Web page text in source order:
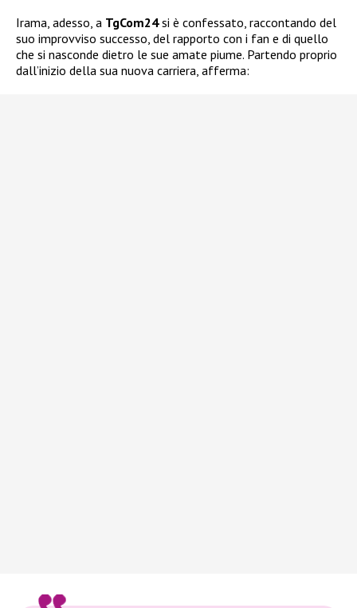
Irama, adesso, a TgCom24si è confessato, raccontando del
suo improvviso successo, del rapporto con i fan e di quello
che si nasconde dietro le sue amate piume. Partendo proprio
dall’inizio della sua nuova carriera, afferma: